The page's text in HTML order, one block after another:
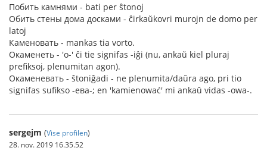
Побить камнями - bati per ŝtonoj
Обить стены дома досками - ĉirkaŭkovri murojn de domo per
latoj
Каменовать - mankas tia vorto.
Окаменеть - 'о-' ĉi tie signifas -iĝi (nu, ankaŭ kiel pluraj
prefiksoj, plenumitan agon).
Окаменевать - ŝtoniĝadi - ne plenumita/daŭra ago, pri tio
signifas sufikso -ева-; en 'kamienować' mi ankaŭ vidas -owa-.
sergejm (Vise profilen)
28. nov. 2019 16.35.52